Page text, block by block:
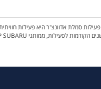
פעילות סמלת אדוונצ'ר היא פעילות